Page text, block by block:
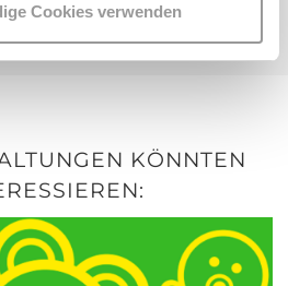
Cookies verwenden
KÖNNTEN